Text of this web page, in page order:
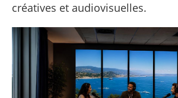
créatives et audiovisuelles.